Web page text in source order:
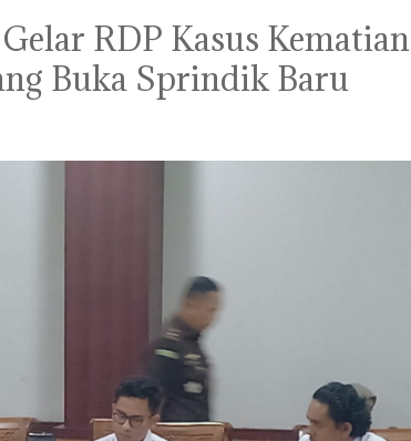
RDP Kasus Kematian
Buka Sprindik Baru